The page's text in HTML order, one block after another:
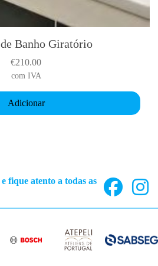
Banho Giratório
€210.00
com IVA
Adicionar
fique atento a todas as